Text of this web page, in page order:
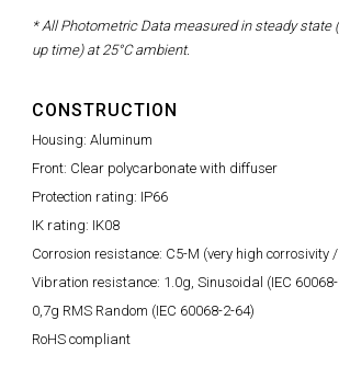
* All Photometric Data measured in steady state
up time) at 25°C ambient.
CONSTRUCTION
Housing: Aluminum
Front: Clear polycarbonate with diffuser
Protection rating: IP66
IK rating: IK08
Corrosion resistance: C5-M (very high corrosivity
Vibration resistance: 1.0g, Sinusoidal (IEC
0,7g RMS Random (IEC 60068-2-64)
RoHS compliant